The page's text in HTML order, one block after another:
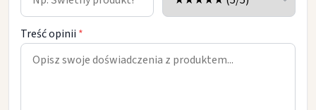
Treść opinii *